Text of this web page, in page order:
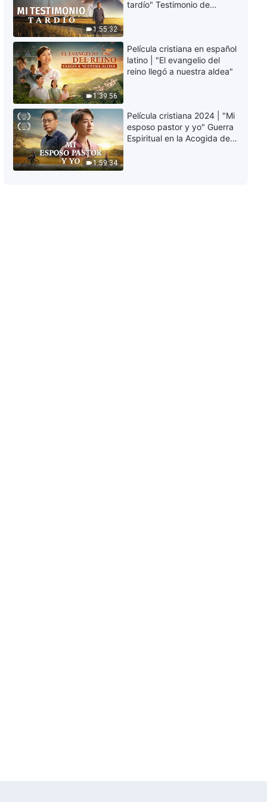
45:09
Reflexiones sobre la búsqueda
de estatus
41:10
Testimonios cristianos, Ep. 784:
Cómo liberarse de las ataduras
del dinero
44:24
Testimonios cristianos, Ep. 783:
Cómo superé mis emociones
represivas
1:55:32
tardío" Testimonio de
1:39:56
Película cristiana en español
latino | "El evangelio del
reino llegó a nuestra aldea"
1:59:34
Película cristiana 2024 | "Mi
esposo pastor y yo" Guerra
Espiritual en la Acogida del